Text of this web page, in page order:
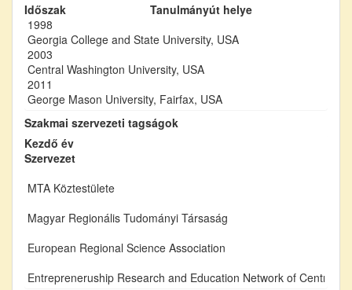
Időszak
Tanulmányút helye
1998
Georgia College and State University, USA
2003
Central Washington University, USA
2011
George Mason University, Fairfax, USA
Szakmai szervezeti tagságok
Kezdő év
Szervezet
MTA Köztestülete
Magyar Regionális Tudományi Társaság
European Regional Science Association
Entrepreneruship Research and Education Network of Central